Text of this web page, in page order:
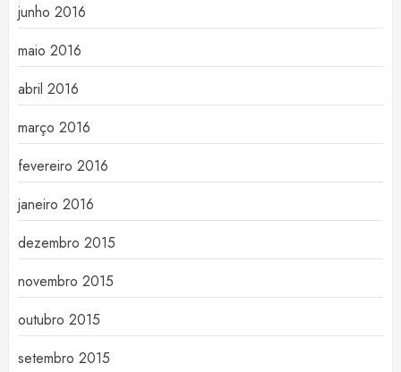
junho 2016
maio 2016
abril 2016
março 2016
fevereiro 2016
janeiro 2016
dezembro 2015
novembro 2015
outubro 2015
setembro 2015